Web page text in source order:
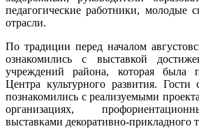
педагогические работники, молодые
отрасли.
По традиции перед началом
ознакомились с выставкой
учреждений района, которая была
Центра культурного развития.
познакомились с реализуемыми
организациях,
выставками декоративно-прикладного